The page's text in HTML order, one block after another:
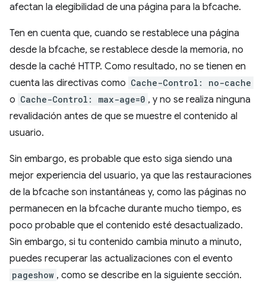
afectan la elegibilidad de una página para la bfcache.
Ten en cuenta que, cuando se restablece una página
desde la bfcache, se restablece desde la memoria, no
desde la caché HTTP. Como resultado, no se tienen en
cuenta las directivas como Cache-Control: no-cache
o Cache-Control: max-age=0 , y no se realiza ninguna
revalidación antes de que se muestre el contenido al
usuario.
Sin embargo, es probable que esto siga siendo una
mejor experiencia del usuario, ya que las restauraciones
de la bfcache son instantáneas y, como las páginas no
permanecen en la bfcache durante mucho tiempo, es
poco probable que el contenido esté desactualizado.
Sin embargo, si tu contenido cambia minuto a minuto,
puedes recuperar las actualizaciones con el evento
pageshow , como se describe en la siguiente sección.